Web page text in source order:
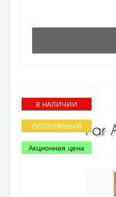
В НАЛИЧИИ
ПОПУЛЯРНЫЙ
Акционная цена